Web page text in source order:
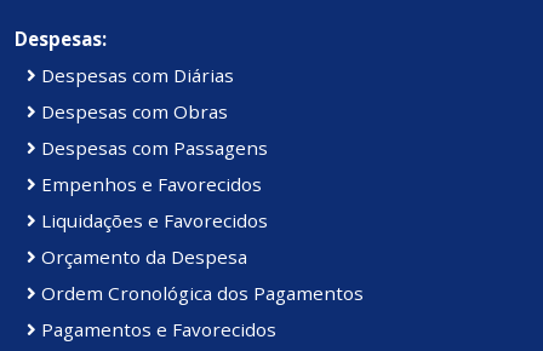
Despesas:
Despesas com Diárias
Despesas com Obras
Despesas com Passagens
Empenhos e Favorecidos
Liquidações e Favorecidos
Orçamento da Despesa
Ordem Cronológica dos Pagamentos
Pagamentos e Favorecidos